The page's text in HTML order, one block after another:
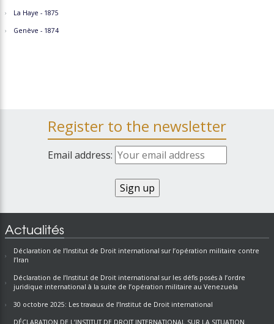
La Haye - 1875
Genève - 1874
Register to the newsletter
Email address:
Actualités
Déclaration de l’Institut de Droit international sur l’opération militaire contre
l’Iran
Déclaration de l’Institut de Droit international sur les défis posés à l’ordre
juridique international à la suite de l’opération militaire au Venezuela
30 octobre 2025: Les travaux de l’Institut de Droit international